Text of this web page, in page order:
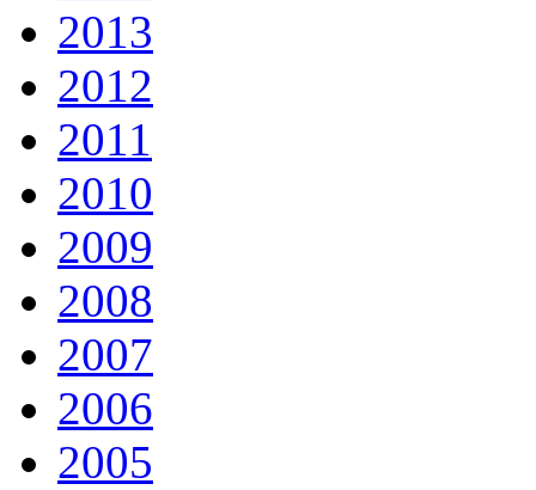
2013
2012
2011
2010
2009
2008
2007
2006
2005